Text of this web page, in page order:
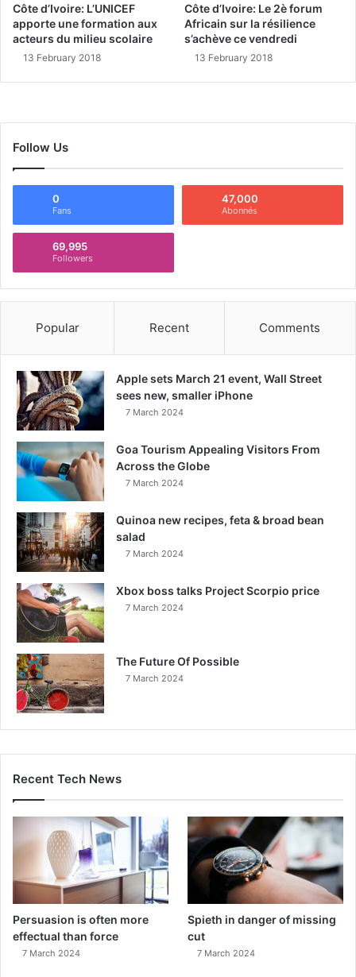
Côte d’Ivoire: L’UNICEF
apporte une formation aux
acteurs du milieu scolaire
13 February 2018
Côte d’Ivoire: Le 2è forum
Africain sur la résilience
s’achève ce vendredi
13 February 2018
Follow Us
0
Fans
47,000
Abonnés
69,995
Followers
Popular Recent Comments
Apple sets March 21 event, Wall Street
sees new, smaller iPhone
7 March 2024
Goa Tourism Appealing Visitors From
Across the Globe
7 March 2024
Quinoa new recipes, feta & broad bean
salad
7 March 2024
Xbox boss talks Project Scorpio price
7 March 2024
The Future Of Possible
7 March 2024
Recent Tech News
Persuasion is often more
effectual than force
7 March 2024
Spieth in danger of missing
cut
7 March 2024